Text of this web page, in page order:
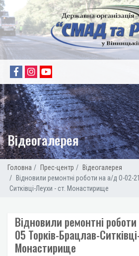
Головна Прес-центр
Відеогалерея
Відновили ремонтні роботи на а/д О-02-
Ситківці-Леухи - ст. Монастирище
Відеогалерея
Відновили ремонтні
05 Торків-Брацлав-
Монастирище